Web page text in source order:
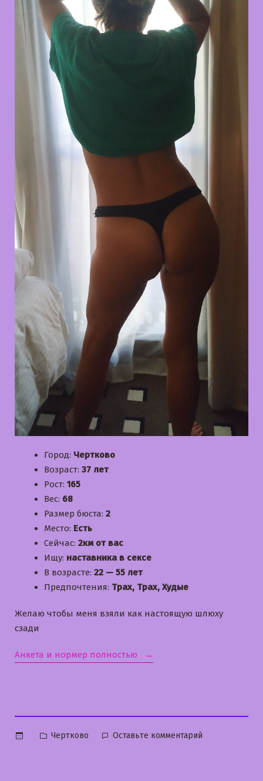
Город: Чертково
Возраст: 37 лет
Рост: 165
Вес: 68
Размер бюста: 2
Место: Есть
Сейчас: 2км от вас
Ищу: наставника в сексе
В возрасте: 22 — 55 лет
Предпочтения: Трах, Трах, Худые
Желаю чтобы меня взяли как настоящую шлюху
сзади
Анкета и нормер полностью «Виктория»
Опубликовано
Чертково Оставьте комментарий